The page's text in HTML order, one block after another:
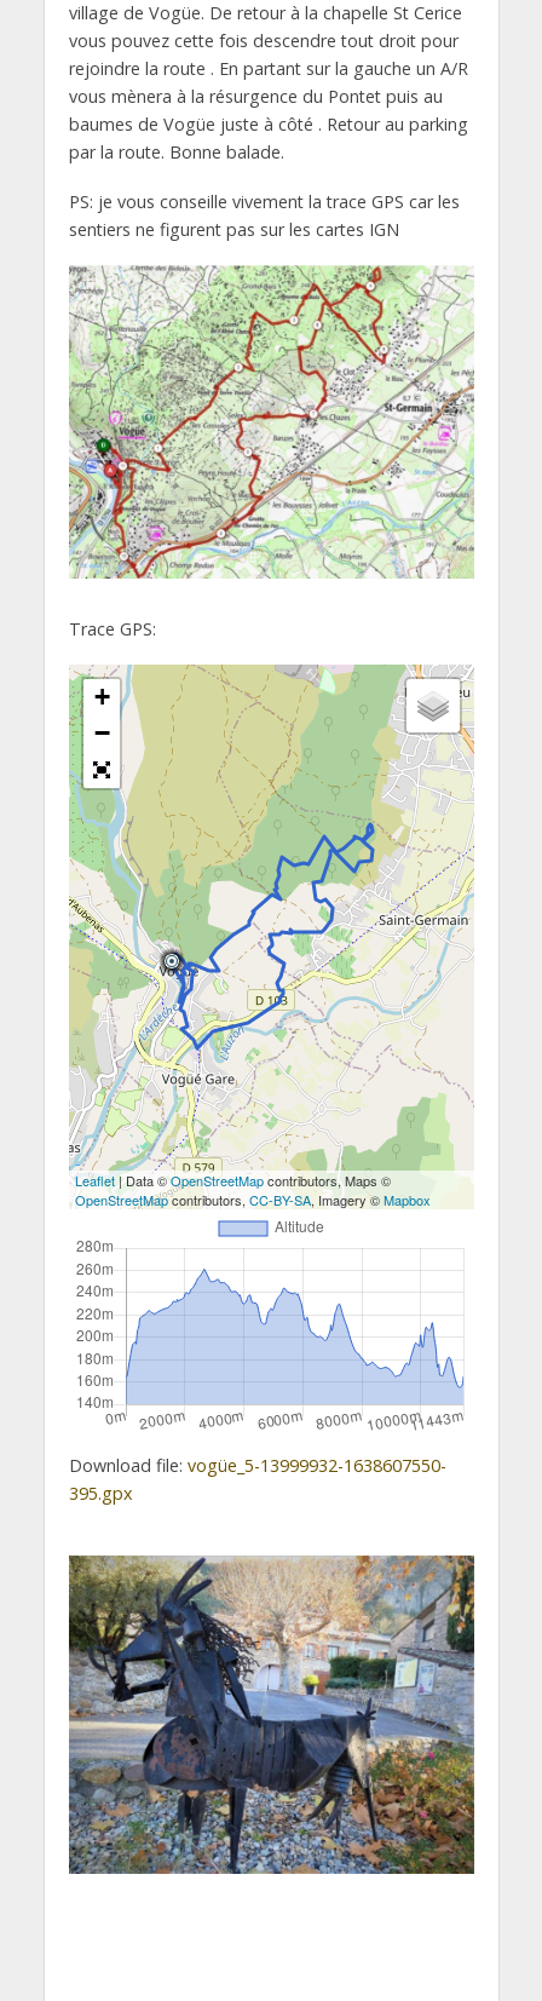
village de Vogüe. De retour à la chapelle St Cerice
vous pouvez cette fois descendre tout droit pour
rejoindre la route . En partant sur la gauche un A/R
vous mènera à la résurgence du Pontet puis au
baumes de Vogüe juste à côté . Retour au parking
par la route. Bonne balade.
PS: je vous conseille vivement la trace GPS car les
sentiers ne figurent pas sur les cartes IGN
Trace GPS:
+
−
Leaflet| Data ©OpenStreetMapcontributors, Maps ©
OpenStreetMapcontributors, CC-BY-SA, Imagery ©Mapbox
Download file: vogüe_5-13999932-1638607550-
395.gpx